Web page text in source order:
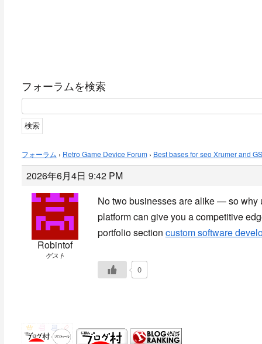
フォーラムを検索
フォーラム › Retro Game Device Forum › Best bases for seo Xrumer and
2026年6月4日 9:42 PM
Robintof
ゲスト
No two businesses are alike — so why
platform can give you a competitive
portfolio section custom software
0